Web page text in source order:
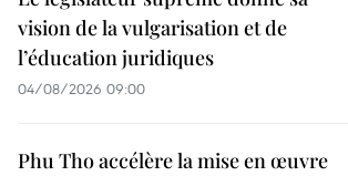
vision de la vulgarisation et de
l’éducation juridiques
04/08/2026 09:00
Phu Tho accélère la mise en œuvre